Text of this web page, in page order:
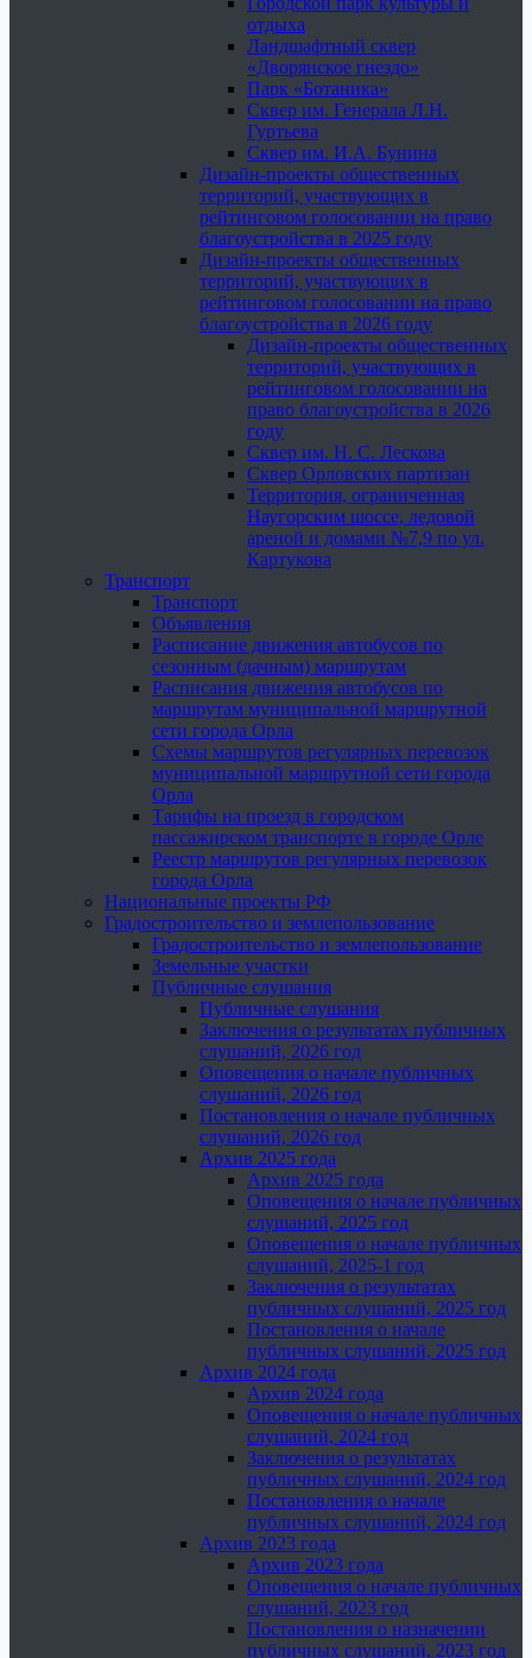
отдыха
Ландшафтный сквер
«Дворянское гнездо»
Парк «Ботаника»
Сквер им. Генерала Л.Н.
Гуртьева
Сквер им. И.А. Бунина
Дизайн-проекты общественных
территорий, участвующих в
рейтинговом голосовании на право
благоустройства в 2025 году
Дизайн-проекты общественных
территорий, участвующих в
рейтинговом голосовании на право
благоустройства в 2026 году
Дизайн-проекты общественных
территорий, участвующих в
рейтинговом голосовании на
право благоустройства в 2026
году
Сквер им. Н. С. Лескова
Сквер Орловских партизан
Территория, ограниченная
Наугорским шоссе, ледовой
ареной и домами №7,9 по ул.
Картукова
Транспорт
Транспорт
Объявления
Расписание движения автобусов по
сезонным (дачным) маршрутам
Расписания движения автобусов по
маршрутам муниципальной маршрутной
сети города Орла
Схемы маршрутов регулярных перевозок
муниципальной маршрутной сети города
Орла
Тарифы на проезд в городском
пассажирском транспорте в городе Орле
Реестр маршрутов регулярных перевозок
города Орла
Национальные проекты РФ
Градостроительство и землепользование
Градостроительство и землепользование
Земельные участки
Публичные слушания
Публичные слушания
Заключения о результатах публичных
слушаний, 2026 год
Оповещения о начале публичных
слушаний, 2026 год
Постановления о начале публичных
слушаний, 2026 год
Архив 2025 года
Архив 2025 года
Оповещения о начале публичных
слушаний, 2025 год
Оповещения о начале публичных
слушаний, 2025-1 год
Заключения о результатах
публичных слушаний, 2025 год
Постановления о начале
публичных слушаний, 2025 год
Архив 2024 года
Архив 2024 года
Оповещения о начале публичных
слушаний, 2024 год
Заключения о результатах
публичных слушаний, 2024 год
Постановления о начале
публичных слушаний, 2024 год
Архив 2023 года
Архив 2023 года
Оповещения о начале публичных
слушаний, 2023 год
Постановления о назначении
публичных слушаний, 2023 год